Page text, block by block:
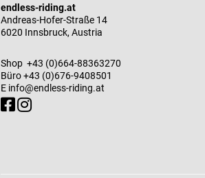
endless-riding.at
Andreas-Hofer-Straße 14
6020 Innsbruck, Austria
Shop +43 (0)664-88363270
Büro+43 (0)676-9408501
E info@endless-riding.at